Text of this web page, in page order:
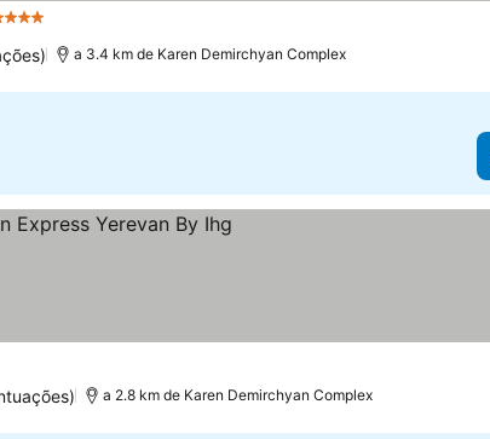
Estrelas
a 3.4 km de Karen Demirchyan Complex
a 2.8 km de Karen Demirchyan Complex